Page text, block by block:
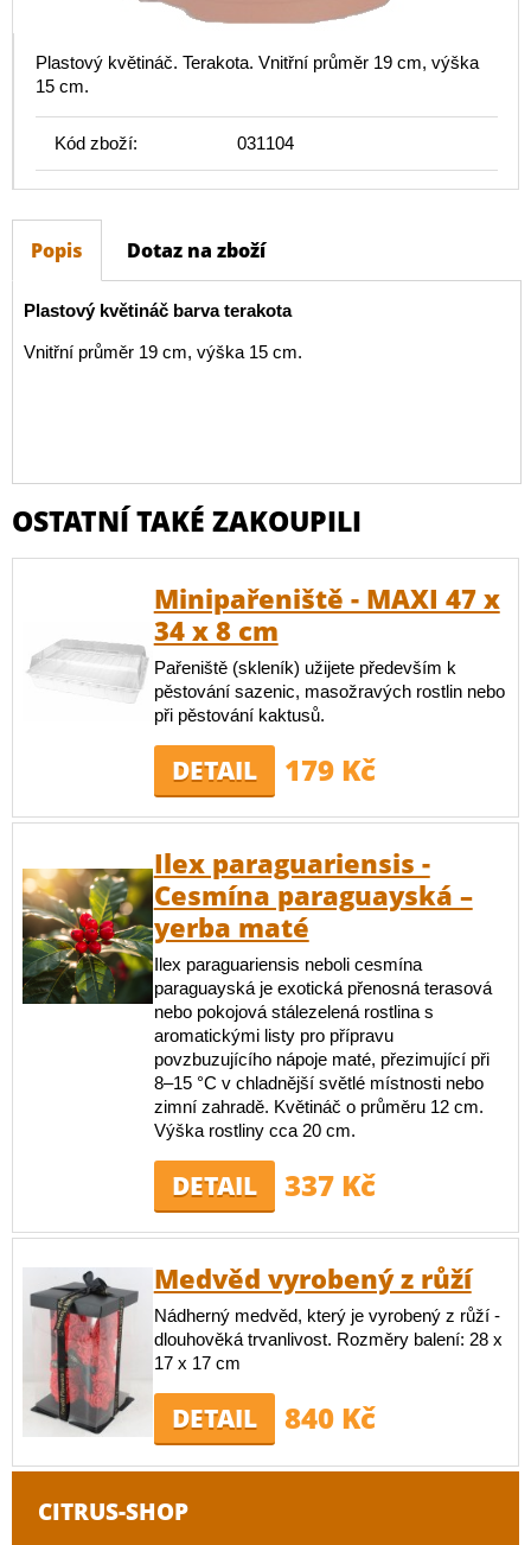
Plastový květináč. Terakota. Vnitřní průměr 19 cm, výška
15 cm.
Kód zboží: 031104
Popis Dotaz na zboží
Plastový květináč barva terakota
Vnitřní průměr 19 cm, výška 15 cm.
OSTATNÍ TAKÉ ZAKOUPILI
Minipařeniště - MAXI 47 x
34 x 8 cm
Pařeniště (skleník) užijete především k
pěstování sazenic, masožravých rostlin nebo
při pěstování kaktusů.
DETAIL 179 Kč
Ilex paraguariensis -
Cesmína paraguayská –
yerba maté
Ilex paraguariensis neboli cesmína
paraguayská je exotická přenosná terasová
nebo pokojová stálezelená rostlina s
aromatickými listy pro přípravu
povzbuzujícího nápoje maté, přezimující při
8–15 °C v chladnější světlé místnosti nebo
zimní zahradě. Květináč o průměru 12 cm.
Výška rostliny cca 20 cm.
DETAIL 337 Kč
Medvěd vyrobený z růží
Nádherný medvěd, který je vyrobený z růží -
dlouhověká trvanlivost. Rozměry balení: 28 x
17 x 17 cm
DETAIL 840 Kč
CITRUS-SHOP